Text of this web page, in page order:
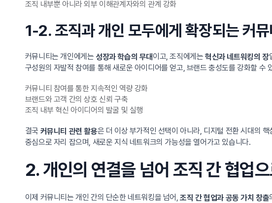
조직 내부뿐 아니라 외부 이해관계자와의 관계 강화
1-2. 조직과 개인 모두에게 확장되는 커뮤
커뮤니티는 개인에게는 성장과 학습의 무대이고, 조직에게는 혁신과 네트워킹의 장
구성원의 자발적 참여를 통해 새로운 아이디어를 얻고, 브랜드 충성도를 강화할 수
커뮤니티 참여를 통한 지속적인 역량 강화
브랜드와 고객 간의 상호 신뢰 구축
조직 내부 혁신 아이디어의 발굴 및 실행
결국 커뮤니티 관련 활용은 더 이상 부가적인 선택이 아니라, 디지털 전환 시대의
중심으로 자리 잡으며, 새로운 지식 네트워크의 가능성을 열어가고 있습니다.
2. 개인의 연결을 넘어 조직 간 협업
이제 커뮤니티는 개인 간의 단순한 네트워킹을 넘어,조직 간 협업과 공동 가치 창출